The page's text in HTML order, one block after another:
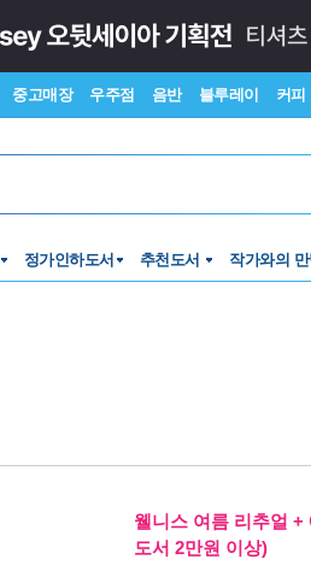
중고매장 우주점 음반 블루레이 커피
정가인하도서 추천도서 작가와의
웰니스 여름 리추얼
도서 2만원 이상)